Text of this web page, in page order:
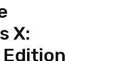
X: